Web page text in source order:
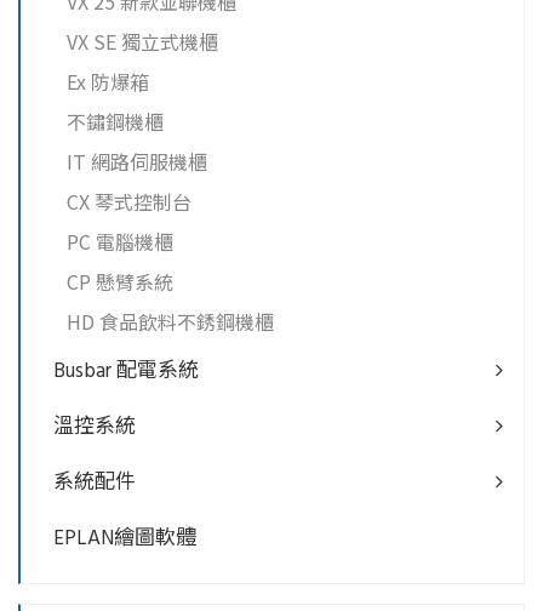
VX SE 獨立式機櫃
Ex 防爆箱
不鏽鋼機櫃
IT 網路伺服機櫃
CX 琴式控制台
PC 電腦機櫃
CP 懸臂系統
HD 食品飲料不銹鋼機櫃
Busbar 配電系統
溫控系統
系統配件
EPLAN繪圖軟體